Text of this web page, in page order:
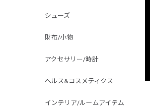
シューズ
財布/小物
アクセサリー/時計
ヘルス&コスメティクス
インテリア/ルームアイテム